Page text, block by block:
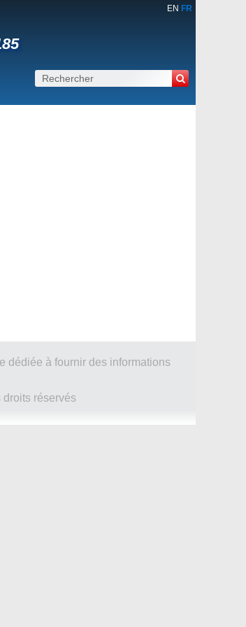
EN FR
dédiée à fournir des informations
droits réservés